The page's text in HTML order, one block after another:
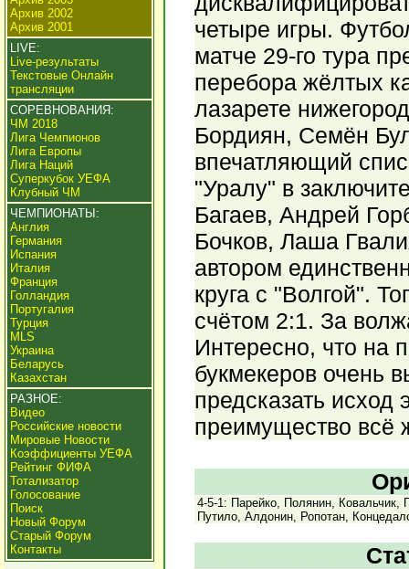
Архив 2002
Архив 2001
LIVE:
Live-результаты
Текстовые Онлайн
трансляции
СОРЕВНОВАНИЯ:
ЧМ 2018
Лига Чемпионов
Лига Европы
Лига Наций
Суперкубок УЕФА
Клубный ЧМ
ЧЕМПИОНАТЫ:
Англия
Германия
Испания
Италия
Франция
Голландия
Португалия
Турция
MLS
Украина
Беларусь
Казахстан
РАЗНОЕ:
Видео
Российские новости
Мировые Новости
Коэффициенты УЕФА
Рейтинг ФИФА
Тотализатор
Голосование
Поиск
Новый Форум
Старый Форум
Контакты
четыре игры.
матче 29-го тура
перебора жёлтых
лазарете
Бордиян, Семён
впечатляющий
"Уралу" в
Багаев, Андрей
Бочков, Лаша
автором
круга с "Волгой".
счётом 2:1. За
Интересно, что на
букмекеров очень
предсказать исход
преимущество всё
4-5-1: Парейко, Полянин, Ковальчик,
Путило, Алдонин, Ропотан,